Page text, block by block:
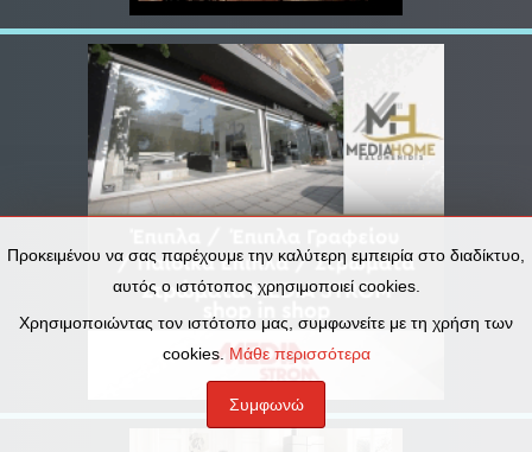
Προκειμένου να σας παρέχουμε την καλύτερη εμπειρία στο διαδίκτυο,
αυτός ο ιστότοπος χρησιμοποιεί cookies.
Χρησιμοποιώντας τον ιστότοπο μας, συμφωνείτε με τη χρήση των
cookies. Μάθε περισσότερα
Συμφωνώ